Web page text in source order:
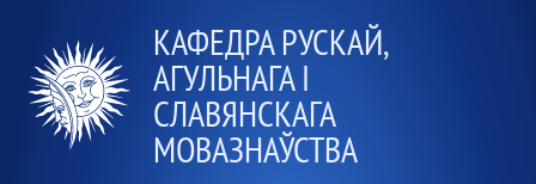
КАФЕДРА РУСКАЙ,
АГУЛЬНАГА І
СЛАВЯНСКАГА
МОВАЗНАЎСТВА